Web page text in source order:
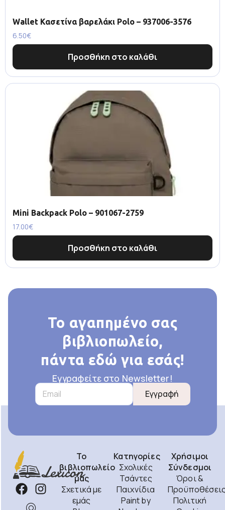
Wallet Κασετίνα βαρελάκι Polo – 937006-3576
6.50€
Προσθήκη στο καλάθι
Mini Backpack Polo – 901067-2759
17.00€
Προσθήκη στο καλάθι
Το αγαπημένο σας
βιβλιοπωλείο,
πάντα εδώ για εσάς!
Εγγραφείτε στο Newsletter!
Εγγραφή
Το
βιβλιοπωλείο
μας
Σχετικά με
εμάς
Κατηγορίες
Σχολικές
Τσάντες
Παιχνίδια
Paint by
Χρήσιμοι
Σύνδεσμοι
Όροι &
Πολιτική